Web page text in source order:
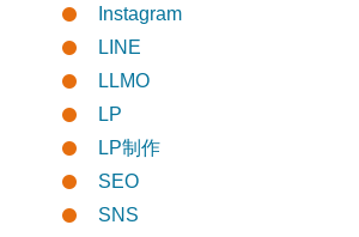
Instagram
LINE
LLMO
LP
LP制作
SEO
SNS